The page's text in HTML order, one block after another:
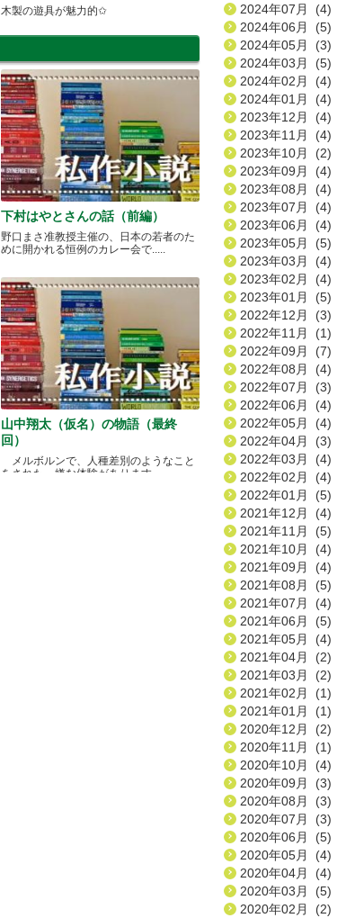
木製の遊具が魅力的✩
下村はやとさんの話（前編）
野口まさ准教授主催の、日本の若者のた
めに開かれる恒例のカレー会で.....
山中翔太（仮名）の物語（最終
回）
メルボルンで、人種差別のようなこと
をされた、嫌な体験があります.....
2024年07月 (4)
2024年06月 (5)
2024年05月 (3)
2024年03月 (5)
2024年02月 (4)
2024年01月 (4)
2023年12月 (4)
2023年11月 (4)
2023年10月 (2)
2023年09月 (4)
2023年08月 (4)
2023年07月 (4)
2023年06月 (4)
2023年05月 (5)
2023年03月 (4)
2023年02月 (4)
2023年01月 (5)
2022年12月 (3)
2022年11月 (1)
2022年09月 (7)
2022年08月 (4)
2022年07月 (3)
2022年06月 (4)
2022年05月 (4)
2022年04月 (3)
2022年03月 (4)
2022年02月 (4)
2022年01月 (5)
2021年12月 (4)
2021年11月 (5)
2021年10月 (4)
2021年09月 (4)
2021年08月 (5)
2021年07月 (4)
2021年06月 (5)
2021年05月 (4)
2021年04月 (2)
2021年03月 (2)
2021年02月 (1)
2021年01月 (1)
2020年12月 (2)
2020年11月 (1)
2020年10月 (4)
2020年09月 (3)
2020年08月 (3)
2020年07月 (3)
2020年06月 (5)
2020年05月 (4)
2020年04月 (4)
2020年03月 (5)
2020年02月 (2)